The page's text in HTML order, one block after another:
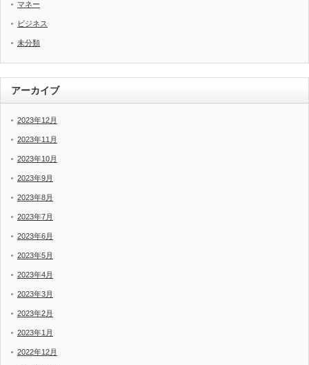
マネー
ビジネス
未分類
アーカイブ
2023年12月
2023年11月
2023年10月
2023年9月
2023年8月
2023年7月
2023年6月
2023年5月
2023年4月
2023年3月
2023年2月
2023年1月
2022年12月